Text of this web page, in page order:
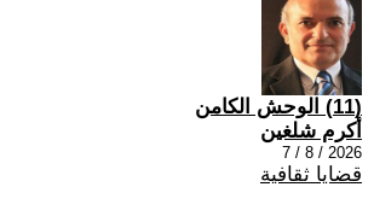
(11) الوحش الكامن
أكرم شلغين
2026 / 8 / 7
قضايا ثقافية